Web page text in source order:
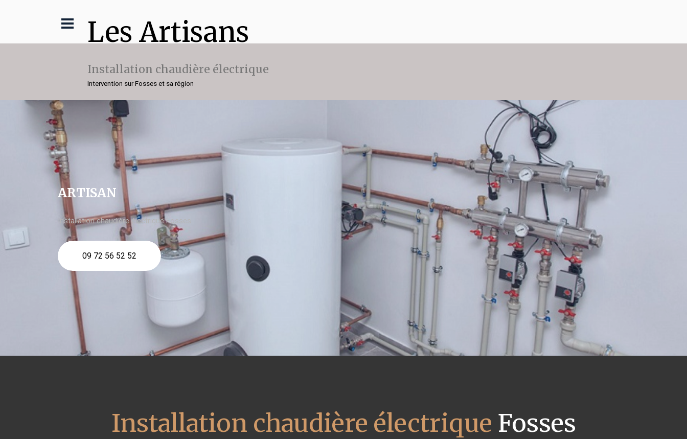
Les Artisans
Installation chaudière électrique
Intervention sur Fosses et sa région
ARTISAN
Installation chaudière électrique Fosses
09 72 56 52 52
Installation chaudière électrique Fosses